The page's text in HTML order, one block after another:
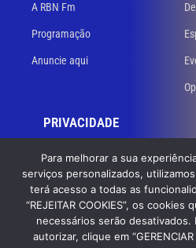
A RBN Fm
Programação
Anuncie aqui
PRIVACIDADE
Políticas de privacidade
Termos de uso
© 2023 RBN 94,3 FM. Todos os
GB Dev – Agência
Para melhorar a sua
serviços personalizados,
terá acesso a todas as
“REJEITAR COOKIES”, os
necessários serão desativados.
autorizar, clique em